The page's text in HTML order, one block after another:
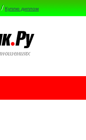
Куплю диплом